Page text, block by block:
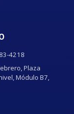
4218
Plaza
Módulo B7,